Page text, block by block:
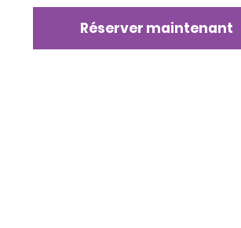
Réserver maintenant